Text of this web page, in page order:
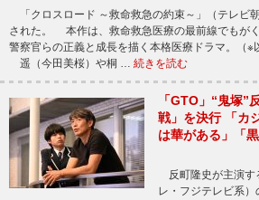
「クロスロード ～救命救急の約束～」（テレビ
された。 本作は、救命救急医療の最前線でもが
警察官らの正義と成長を描く本格医療ドラマ。（※
遥（今田美桜）や桐 … 続きを読む
「GTO」“鬼塚”
戦」を決行 「カ
は華がある」「
反町隆史が主演す
レ・フジテレビ系